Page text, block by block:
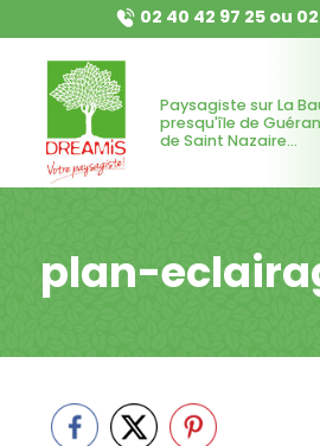
02 40 42 97 25ou
Paysagiste sur La
presqu'île de
de Saint Nazaire...
plan-